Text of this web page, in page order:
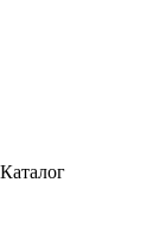
Каталог